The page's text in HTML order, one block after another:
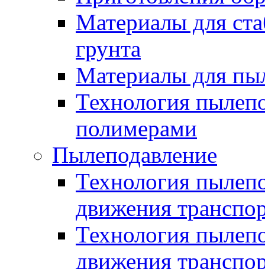
Материалы для
грунта
Материалы для
Технология
полимерами
Пылеподавление
Технология
движения
Технология
движения